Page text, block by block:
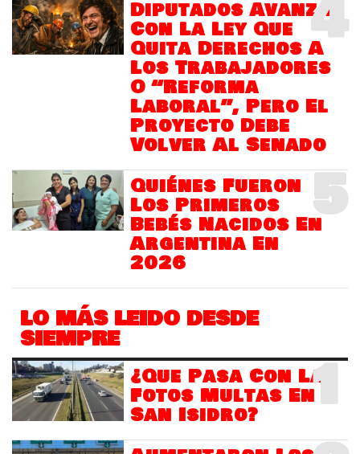
4
Diputados Avanza
Con La Ley Que
Quita Derechos A
Los Trabajadores
O “Reforma
Laboral”, Pero El
Proyecto Debe
Volver Al Senado
5
Quiénes Fueron
Los Primeros
Bebés Nacidos En
Argentina En
2026
LO MÁS LEIDO DESDE
SIEMPRE
1
¿Que Pasa Con Las
Fotos Multas En
San Isidro?